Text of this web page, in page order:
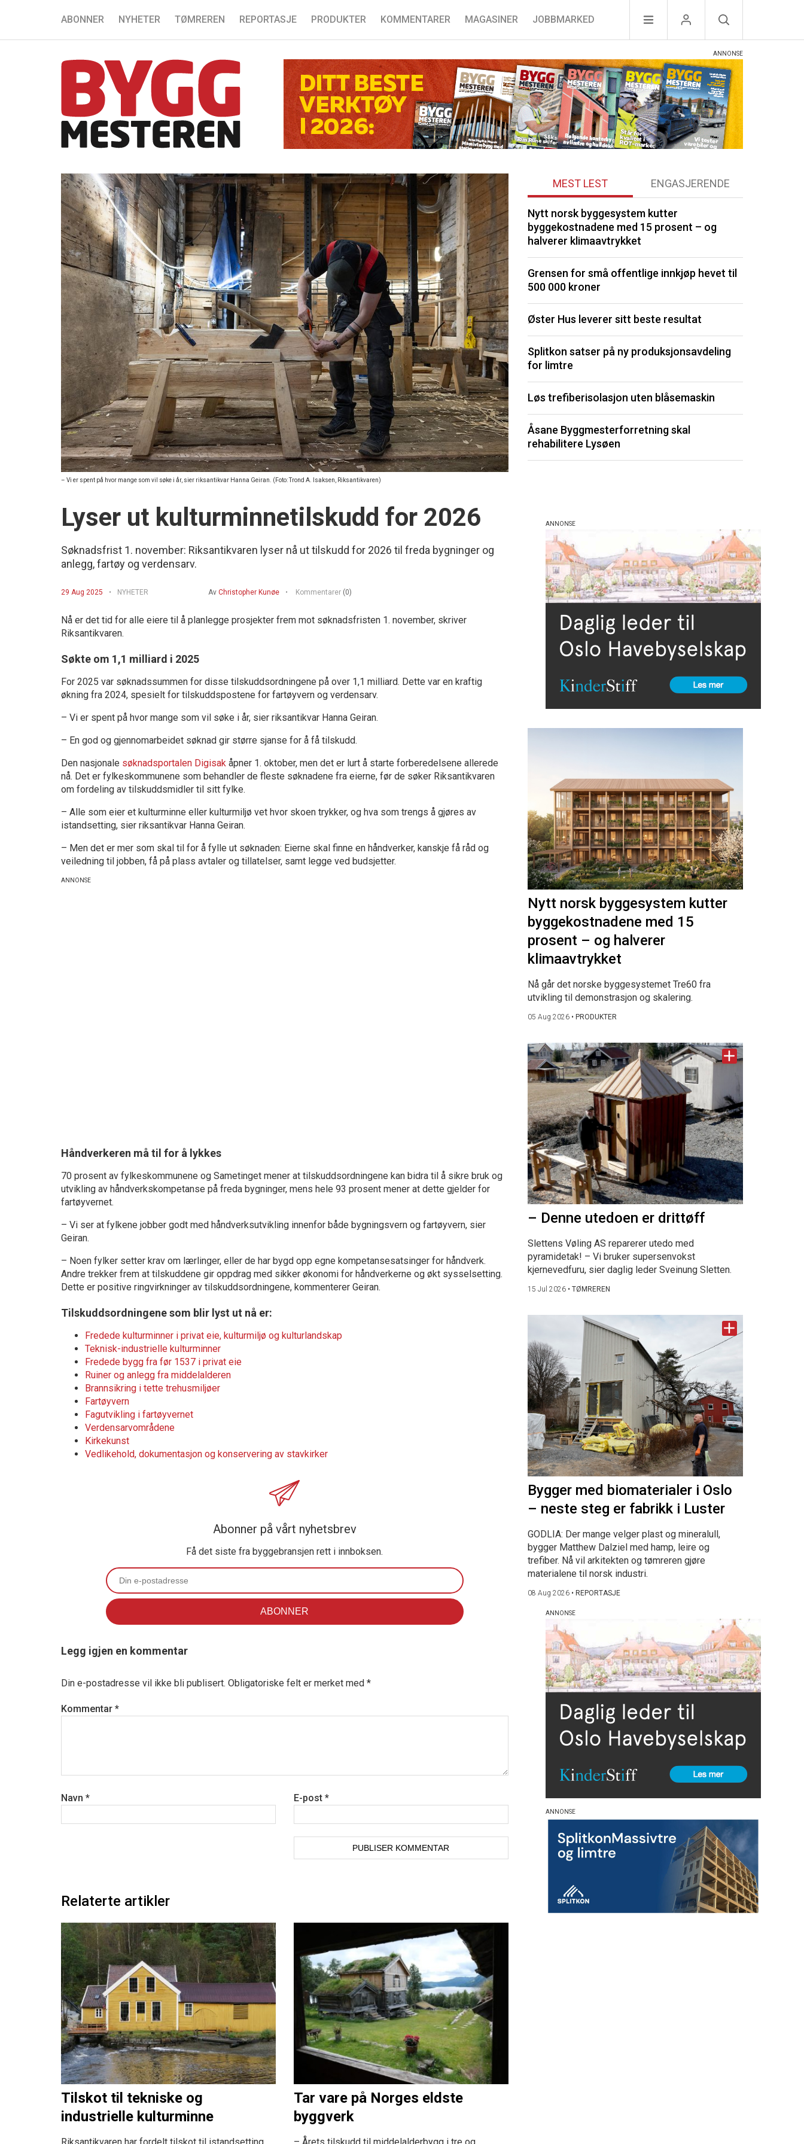
ABONNER NYHETER TØMREREN REPORTASJE PRODUKTER KOMMENTARER MAGASINER JOBBMARKED
– Vi er spent på hvor mange som vil søke i år, sier riksantikvar Hanna Geiran. (Foto: Trond A. Isaksen, Riksantikvaren)
Lyser ut kulturminnetilskudd for 2026
Søknadsfrist 1. november: Riksantikvaren lyser nå ut tilskudd for 2026 til freda bygninger og
anlegg, fartøy og verdensarv.
29 Aug 2025 NYHETER Av Christopher Kunøe Kommentarer (0)
Nå er det tid for alle eiere til å planlegge prosjekter frem mot søknadsfristen 1. november, skriver
Riksantikvaren.
Søkte om 1,1 milliard i 2025
For 2025 var søknadssummen for disse tilskuddsordningene på over 1,1 milliard. Dette var en kraftig
økning fra 2024, spesielt for tilskuddspostene for fartøyvern og verdensarv.
– Vi er spent på hvor mange som vil søke i år, sier riksantikvar Hanna Geiran.
– En god og gjennomarbeidet søknad gir større sjanse for å få tilskudd.
Den nasjonale søknadsportalen Digisak åpner 1. oktober, men det er lurt å starte forberedelsene allerede
nå. Det er fylkeskommunene som behandler de fleste søknadene fra eierne, før de søker Riksantikvaren
om fordeling av tilskuddsmidler til sitt fylke.
– Alle som eier et kulturminne eller kulturmiljø vet hvor skoen trykker, og hva som trengs å gjøres av
istandsetting, sier riksantikvar Hanna Geiran.
– Men det er mer som skal til for å fylle ut søknaden: Eierne skal finne en håndverker, kanskje få råd og
veiledning til jobben, få på plass avtaler og tillatelser, samt legge ved budsjetter.
Håndverkeren må til for å lykkes
70 prosent av fylkeskommunene og Sametinget mener at tilskuddsordningene kan bidra til å sikre bruk og
utvikling av håndverkskompetanse på freda bygninger, mens hele 93 prosent mener at dette gjelder for
fartøyvernet.
– Vi ser at fylkene jobber godt med håndverksutvikling innenfor både bygningsvern og fartøyvern, sier
Geiran.
– Noen fylker setter krav om lærlinger, eller de har bygd opp egne kompetansesatsinger for håndverk.
Andre trekker frem at tilskuddene gir oppdrag med sikker økonomi for håndverkerne og økt sysselsetting.
Dette er positive ringvirkninger av tilskuddsordningene, kommenterer Geiran.
Tilskuddsordningene som blir lyst ut nå er:
Fredede kulturminner i privat eie, kulturmiljø og kulturlandskap
Teknisk-industrielle kulturminner
Fredede bygg fra før 1537 i privat eie
Ruiner og anlegg fra middelalderen
Brannsikring i tette trehusmiljøer
Fartøyvern
Fagutvikling i fartøyvernet
Verdensarvområdene
Kirkekunst
Vedlikehold, dokumentasjon og konservering av stavkirker
Abonner på vårt nyhetsbrev
Få det siste fra byggebransjen rett i innboksen.
Legg igjen en kommentar
Din e-postadresse vil ikke bli publisert. Obligatoriske felt er merket med *
Kommentar *
Navn * E-post *
Relaterte artikler
Tilskot til tekniske og
industrielle kulturminne
Riksantikvaren har fordelt tilskot til istandsetting
Tar vare på Norges eldste
byggverk
– Årets tilskudd til middelalderbygg i tre og
MEST LEST ENGASJERENDE
Nytt norsk byggesystem kutter
byggekostnadene med 15 prosent – og
halverer klimaavtrykket
Grensen for små offentlige innkjøp hevet til
500 000 kroner
Øster Hus leverer sitt beste resultat
Splitkon satser på ny produksjonsavdeling
for limtre
Løs trefiberisolasjon uten blåsemaskin
Åsane Byggmesterforretning skal
rehabilitere Lysøen
Nytt norsk byggesystem kutter
byggekostnadene med 15
prosent – og halverer
klimaavtrykket
Nå går det norske byggesystemet Tre60 fra
utvikling til demonstrasjon og skalering.
05 Aug 2026 • PRODUKTER
– Denne utedoen er drittøff
Slettens Vøling AS reparerer utedo med
pyramidetak! – Vi bruker supersenvokst
kjernevedfuru, sier daglig leder Sveinung Sletten.
15 Jul 2026 • TØMREREN
Bygger med biomaterialer i Oslo
– neste steg er fabrikk i Luster
GODLIA: Der mange velger plast og mineralull,
bygger Matthew Dalziel med hamp, leire og
trefiber. Nå vil arkitekten og tømreren gjøre
materialene til norsk industri.
08 Aug 2026 • REPORTASJE